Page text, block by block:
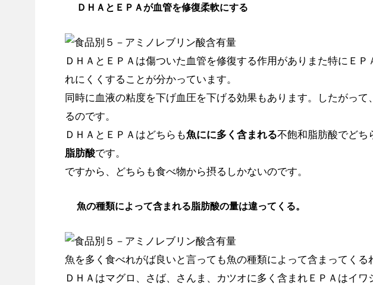
ＤＨＡとＥＰＡが血管を修復柔軟にする
ＤＨＡとＥＰＡは傷ついた血管を修復する作用がありまた特にＥ
れにくくすることが分かっています。
同時に血液の粘度を下げ血圧を下げる効果もあります。したがっ
るのです。
ＤＨＡとＥＰＡはどちらも魚にに多く含まれる不飽和脂肪酸でどち
脂肪酸です。
ですから、どちらも食べ物から摂るしかないのです。
魚の種類によって含まれる脂肪酸の量は違ってくる。
魚を多く食べれがば良いと言っても魚の種類によって含まってくる
ＤＨＡはマグロ、さば、さんま、カツオに多く含まれＥＰＡはイワ